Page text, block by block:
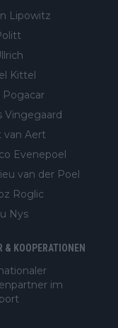
fällt selbst hin
Lipowitz
Kittel
Pogacar
Vingegaard
van Aert
Evenepoel
van der Poel
Roglic
Nys
& KOOPERATIONEN
im